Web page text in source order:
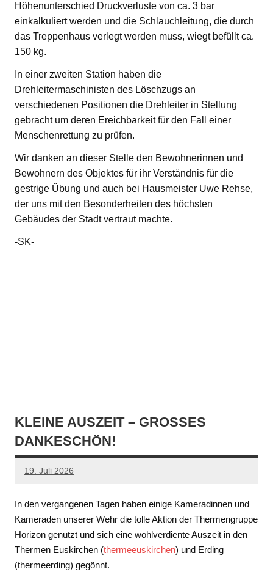
Höhenunterschied Druckverluste von ca. 3 bar
einkalkuliert werden und die Schlauchleitung, die durch
das Treppenhaus verlegt werden muss, wiegt befüllt ca.
150 kg.
In einer zweiten Station haben die
Drehleitermaschinisten des Löschzugs an
verschiedenen Positionen die Drehleiter in Stellung
gebracht um deren Ereichbarkeit für den Fall einer
Menschenrettung zu prüfen.
Wir danken an dieser Stelle den Bewohnerinnen und
Bewohnern des Objektes für ihr Verständnis für die
gestrige Übung und auch bei Hausmeister Uwe Rehse,
der uns mit den Besonderheiten des höchsten
Gebäudes der Stadt vertraut machte.
-SK-
KLEINE AUSZEIT – GROSSES D
ANKESCHÖN!
19. Juli 2026
In den vergangenen Tagen haben einige Kameradinnen und
Kameraden unserer Wehr die tolle Aktion der Thermengruppe
Horizon genutzt und sich eine wohlverdiente Auszeit in den
Thermen Euskirchen (thermeeuskirchen) und Erding
(thermeerding) gegönnt.